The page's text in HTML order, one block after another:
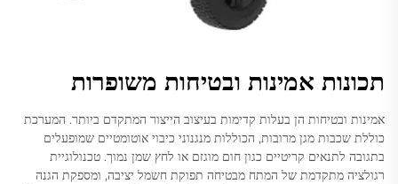
תכונות אמינות ובטיחות משופרות
אמינות ובטיחות הן בעלות קדימות בעיצוב הייצור המתקדם ביותר. המערכת
כוללת שכבות מגן מרובות, הכוללות מנגנוני כיבוי אוטומטיים שמופעלים
בתגובה לתנאים קריטיים כגון חום מוגזם או לחץ שמן נמוך. טכנולוגיית
רגולציה מתקדמת של המתח מבטיחה תפוקת חשמל יציבה, ומספקת הגנה